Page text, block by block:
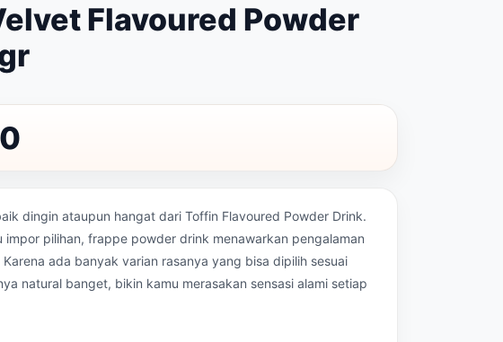
Flavoured Powder
dingin ataupun hangat dari Toffin Flavoured Powder Drink.
impor pilihan, frappe powder drink menawarkan pengalaman
ada banyak varian rasanya yang bisa dipilih sesuai
natural banget, bikin kamu merasakan sensasi alami setiap